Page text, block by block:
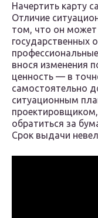
Начертить карту
Отличие
том, что он может
государственных
внося изменения
ценность — в
самостоятельно
ситуационным
обратиться за
Срок выдачи